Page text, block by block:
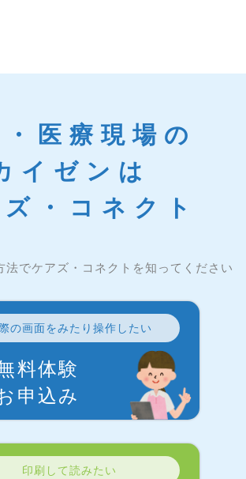
医療現場の
イゼンは
・コネクト
法でケアズ・コネクトを知ってください
の画面をみたり操作したい
料体験
申込み
印刷して読みたい